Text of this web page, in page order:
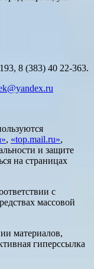
8 (383) 40 22-363.
, «top.mail.ru»,
и защите
на страницах
с
массовой
материалов,
гиперссылка